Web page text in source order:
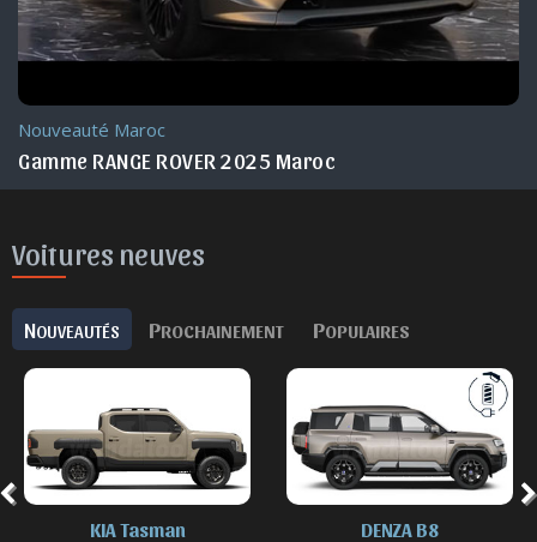
Nouveauté Maroc
Gamme RANGE ROVER 2025 Maroc
Voitures neuves
NOUVEAUTÉS PROCHAINEMENT POPULAIRES
KIA Tasman
DENZA B8